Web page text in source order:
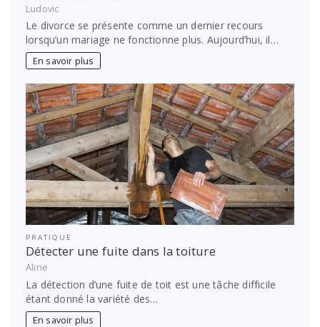
Ludovic
Le divorce se présente comme un dernier recours
lorsqu’un mariage ne fonctionne plus. Aujourd’hui, il…
En savoir plus
PRATIQUE
Détecter une fuite dans la toiture
Aline
La détection d’une fuite de toit est une tâche difficile
étant donné la variété des…
En savoir plus